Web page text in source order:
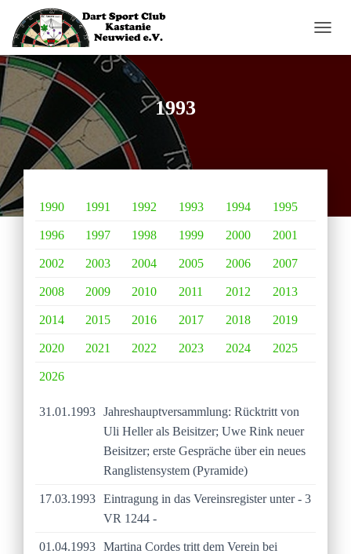
A
1993
1990 1991 1992 1993 1994 1995
1996 1997 1998 1999 2000 2001
2002 2003 2004 2005 2006 2007
2008 2009 2010 2011 2012 2013
2014 2015 2016 2017 2018 2019
2020 2021 2022 2023 2024 2025
2026
31.01.1993 Jahreshauptversammlung: Rücktritt von
Uli Heller als Beisitzer; Uwe Rink neuer
Beisitzer; erste Gespräche über ein neues
Ranglistensystem (Pyramide)
17.03.1993 Eintragung in das Vereinsregister unter - 3
VR 1244 -
01.04.1993 Martina Cordes tritt dem Verein bei